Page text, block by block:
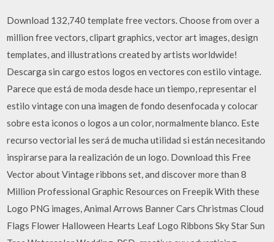
Download 132,740 template free vectors. Choose from over a
million free vectors, clipart graphics, vector art images, design
templates, and illustrations created by artists worldwide!
Descarga sin cargo estos logos en vectores con estilo vintage.
Parece que está de moda desde hace un tiempo, representar el
estilo vintage con una imagen de fondo desenfocada y colocar
sobre esta iconos o logos a un color, normalmente blanco. Este
recurso vectorial les será de mucha utilidad si están necesitando
inspirarse para la realización de un logo. Download this Free
Vector about Vintage ribbons set, and discover more than 8
Million Professional Graphic Resources on Freepik With these
Logo PNG images, Animal Arrows Banner Cars Christmas Cloud
Flags Flower Halloween Hearts Leaf Logo Ribbons Sky Star Sun